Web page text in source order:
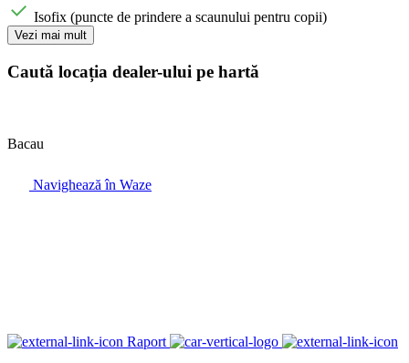
Isofix (puncte de prindere a scaunului pentru copii)
Vezi mai mult
Caută locația dealer-ului pe hartă
Bacau
Navighează în Waze
Raport